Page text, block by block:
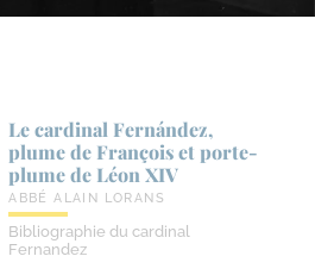
Le cardinal Fernández,
plume de François et porte-​
plume de Léon XIV
ABBÉ ALAIN LORANS
Bibliographie du cardinal
Fernandez